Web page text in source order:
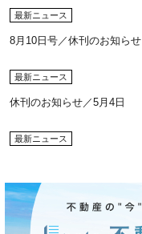
最新ニュース
8月10日号／休刊のお知らせ
最新ニュース
休刊のお知らせ／5月4日
最新ニュース